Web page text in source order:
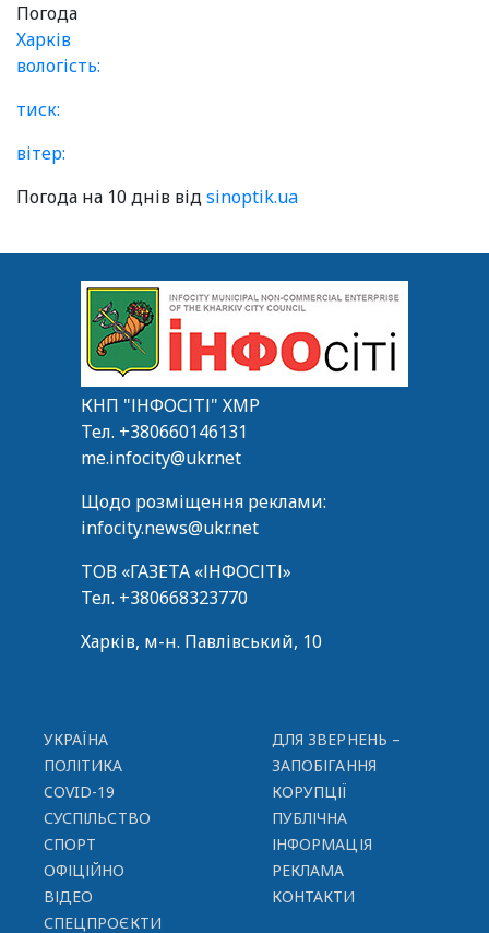
Погода
Харків
вологість:
тиск:
вітер:
Погода на 10 днів відsinoptik.ua
КНП "ІНФОСІТІ" ХМР
Тел. +380660146131
me.infocity@ukr.net
Щодо розміщення реклами:
infocity.news@ukr.net
ТОВ «ГАЗЕТА «ІНФОСІТІ»
Тел. +380668323770
Харків, м-н. Павлівський, 10
УКРАЇНА
ПОЛІТИКА
COVID-19
СУСПІЛЬСТВО
СПОРТ
ОФІЦІЙНО
ВІДЕО
СПЕЦПРОЄКТИ
ДЛЯ ЗВЕРНЕНЬ –
ЗАПОБІГАННЯ
КОРУПЦІЇ
ПУБЛІЧНА
ІНФОРМАЦІЯ
РЕКЛАМА
КОНТАКТИ